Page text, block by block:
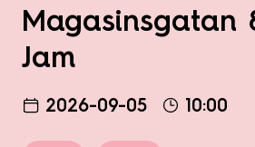
Magasinsgatan
Jam
2026-09-05 10:00